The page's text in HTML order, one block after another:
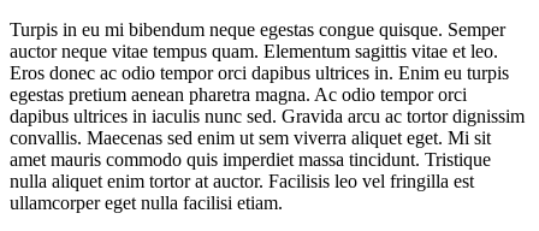
Turpis in eu mi bibendum neque egestas congue quisque. Semper
auctor neque vitae tempus quam. Elementum sagittis vitae et leo.
Eros donec ac odio tempor orci dapibus ultrices in. Enim eu turpis
egestas pretium aenean pharetra magna. Ac odio tempor orci
dapibus ultrices in iaculis nunc sed. Gravida arcu ac tortor dignissim
convallis. Maecenas sed enim ut sem viverra aliquet eget. Mi sit
amet mauris commodo quis imperdiet massa tincidunt. Tristique
nulla aliquet enim tortor at auctor. Facilisis leo vel fringilla est
ullamcorper eget nulla facilisi etiam.